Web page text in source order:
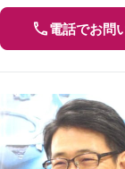
電話でお問